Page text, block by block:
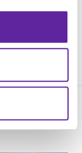
sekä
betonilaastia